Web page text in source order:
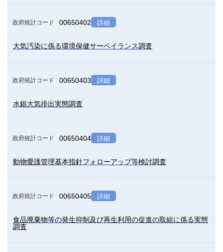
政府統計コード 00650402 詳細
大気汚染に係る環境保健サーベイランス調査
政府統計コード 00650403 詳細
水銀大気排出実態調査
政府統計コード 00650404 詳細
動物愛護管理基本指針フォローアップ等検討調査
政府統計コード 00650405 詳細
食品廃棄物等の発生抑制及び再生利用の促進の取組に係る実態
調査